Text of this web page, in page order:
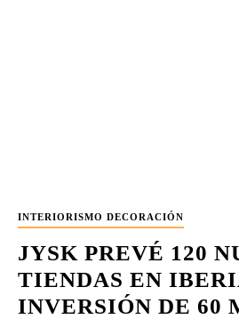
INTERIORISMO DECORACIÓN
JYSK PREVÉ 120
TIENDAS EN
INVERSIÓN DE 60